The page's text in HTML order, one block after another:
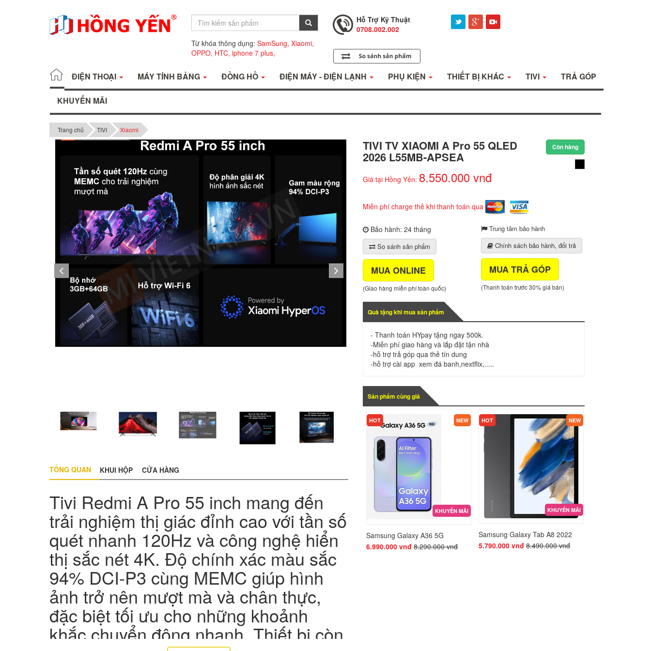
Từ khóa thông dụng: SamSung, Xiaomi,
OPPO, HTC, iphone 7 plus,
Hỗ Trợ Kỹ Thuật
0708.002.002
0708.001.001
ĐIỆN THOẠI MÁY TÍNH BẢNG ĐỒNG HỒ ĐIỆN MÁY - ĐIỆN LẠNH PHỤ KIỆN THIẾT BỊ KHÁC TIVI TRẢ GÓP
KHUYẾN MÃI
Trang chủ TIVI Xiaomi
TỔNG QUAN KHUI HỘP CỬA HÀNG
Tivi Redmi A Pro 55 inch mang đến
trải nghiệm thị giác đỉnh cao với tần số
quét nhanh 120Hz và công nghệ hiển
thị sắc nét 4K. Độ chính xác màu sắc
94% DCI-P3 cùng MEMC giúp hình
ảnh trở nên mượt mà và chân thực,
đặc biệt tối ưu cho những khoảnh
khắc chuyển động nhanh. Thiết bị còn
TIVI TV XIAOMI A Pro 55 QLED
2026 L55MB-APSEA
Còn hàng
Giá tại Hồng Yến: 8.550.000 vnđ
Miễn phí charge thẻ khi thanh toán qua
Bảo hành: 24 tháng
So sánh sản phẩm
MUA ONLINE
(Giao hàng miễn phí toàn quốc)
Trung tâm bảo hành
Chính sách bảo hành, đổi trả
MUA TRẢ GÓP
(Thanh toán trước 30% giá bán)
Quà tặng khi mua sản phẩm
- Thanh toán HYpay tặng ngay 500k.
-Miễn phí giao hàng và lắp đặt tận nhà
-hỗ trợ trả góp qua thẻ tín dung
-hỗ trợ cài app xem đá banh,nextflix,.....
Sản phẩm cùng giá
KHUYẾN MÃI
HOT NEW
KHUYẾN MÃI
Tặng kèm củ sạc Samsung 25w
Samsung Galaxy A36 5G
6.990.000 vnđ8.290.000 vnđ
KHUYẾN MÃI
HOT NEW
KHUYẾN MÃI
Samsung Galaxy Tab A8 2022
5.790.000 vnđ8.490.000 vnđ